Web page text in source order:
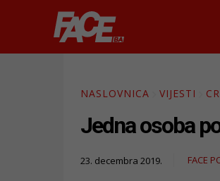
NASLOVNICA VIJESTI
Jedna osoba
23. decembra 2019. FACE